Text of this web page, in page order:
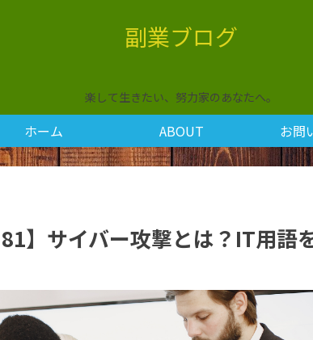
副業ブログ
楽して生きたい、努力家のあなたへ。
ホーム ABOUT お問
】サイバー攻撃とは？IT用語